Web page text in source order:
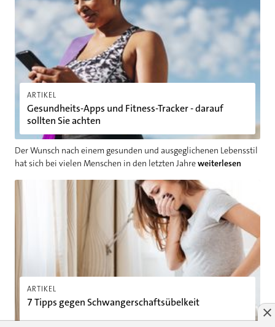
ARTIKEL
Gesundheits-Apps und Fitness-Tracker - darauf
sollten Sie achten
Der Wunsch nach einem gesunden und ausgeglichenen Lebensstil
hat sich bei vielen Menschen in den letzten Jahreweiterlesen
ARTIKEL
7 Tipps gegen Schwangerschaftsübelkeit
7 Tipps gegen Schwangerschaftsübelkeit